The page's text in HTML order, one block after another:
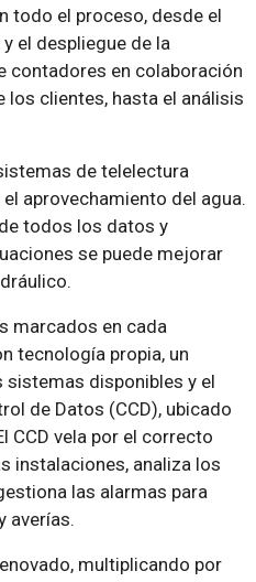
todo el proceso, desde el
el despliegue de la
contadores en colaboración
clientes, hasta el análisis
de telelectura
aprovechamiento del agua.
todos los datos y
se puede mejorar
marcados en cada
tecnología propia, un
disponibles y el
de Datos (CCD), ubicado
CCD vela por el correcto
instalaciones, analiza los
las alarmas para
averías.
multiplicando por